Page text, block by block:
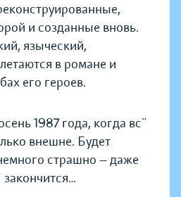
и созданные вновь.
языческий,
в романе и
его героев.
1987 года, когда всё
внешне. Будет
страшно — даже
закончится…